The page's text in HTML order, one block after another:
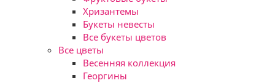
Хризантемы
Букеты невесты
Все букеты цветов
Все цветы
Весенняя коллекция
Георгины